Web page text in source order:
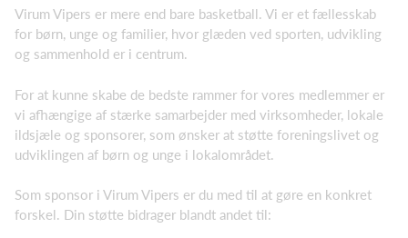
Virum Vipers er mere end bare basketball. Vi er et fællesskab
for børn, unge og familier, hvor glæden ved sporten, udvikling
og sammenhold er i centrum.
For at kunne skabe de bedste rammer for vores medlemmer er
vi afhængige af stærke samarbejder med virksomheder, lokale
ildsjæle og sponsorer, som ønsker at støtte foreningslivet og
udviklingen af børn og unge i lokalområdet.
Som sponsor i Virum Vipers er du med til at gøre en konkret
forskel. Din støtte bidrager blandt andet til: